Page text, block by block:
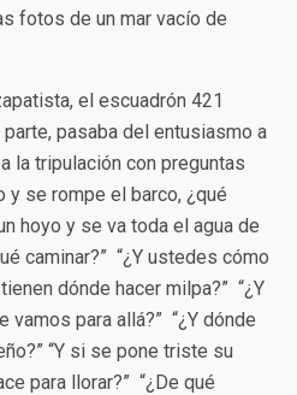
fotos de un mar vacío de
el escuadrón 421
pasaba del entusiasmo a
la tripulación con preguntas
y se rompe el barco, ¿qué
hoyo y se va toda el agua de
caminar?” “¿Y ustedes cómo
dónde hacer milpa?” “¿Y
para allá?” “¿Y dónde
“Y si se pone triste su
para llorar?” “¿De qué